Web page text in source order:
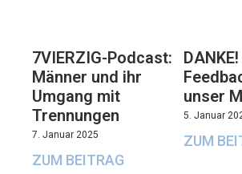
7VIERZIG-Podcast:
Männer und ihr
Umgang mit
Trennungen
7. Januar 2025
ZUM BEITRAG
unser
5. Januar
ZUM